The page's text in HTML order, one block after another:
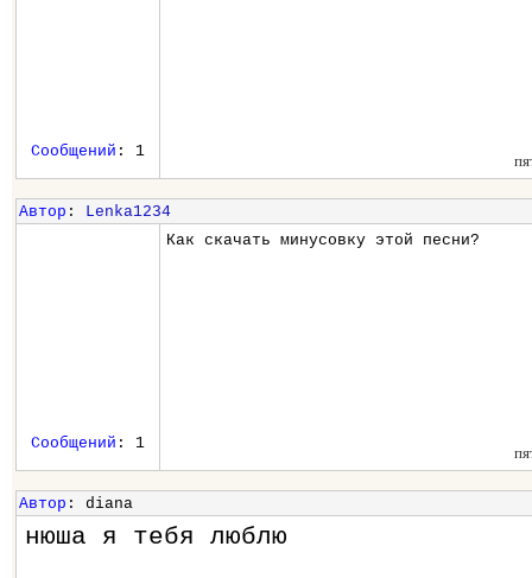
Сообщений : 1
Автор : Lenka1234
Как скачать минусовку этой песни?
Сообщений : 1
Автор : diana
нюша я тебя люблю